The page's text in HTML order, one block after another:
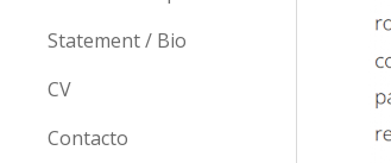
Statement / Bio
CV
Contacto